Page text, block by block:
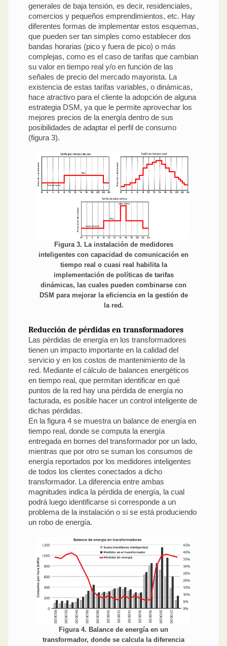
generales de baja tensión, es decir, residenciales,
comercios y pequeños emprendimientos, etc. Hay
diferentes formas de implementar estos esquemas,
que pueden ser tan simples como establecer dos
bandas horarias (pico y fuera de pico) o más
complejas, como es el caso de tarifas que cambian
su valor en tiempo real y/o en función de las
señales de precio del mercado mayorista. La
existencia de estas tarifas variables, o dinámicas,
hace atractivo para el cliente la adopción de alguna
estrategia DSM, ya que le permite aprovechar los
mejores precios de la energía dentro de sus
posibilidades de adaptar el perfil de consumo
(figura 3).
Figura 3. La instalación de medidores
inteligentes con capacidad de comunicación en
tiempo real o cuasi real habilita la
implementación de políticas de tarifas
dinámicas, las cuales pueden combinarse con
DSM para mejorar la eficiencia en la gestión de
la red.
Reducción de pérdidas en transformadores
Las pérdidas de energía en los transformadores
tienen un impacto importante en la calidad del
servicio y en los costos de mantenimiento de la
red. Mediante el cálculo de balances energéticos
en tiempo real, que permitan identificar en qué
puntos de la red hay una pérdida de energía no
facturada, es posible hacer un control inteligente de
dichas pérdidas.
En la figura 4 se muestra un balance de energía en
tiempo real, donde se computa la energía
entregada en bornes del transformador por un lado,
mientras que por otro se suman los consumos de
energía reportados por los medidores inteligentes
de todos los clientes conectados a dicho
transformador. La diferencia entre ambas
magnitudes indica la pérdida de energía, la cual
podrá luego identificarse si corresponde a un
problema de la instalación o si se está produciendo
un robo de energía.
Figura 4. Balance de energía en un
transformador, donde se calcula la diferencia